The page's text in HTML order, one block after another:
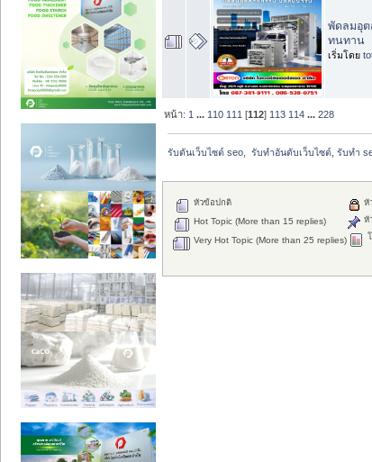
พัดลมอุต
ทนทาน
เริ่มโดย
หน้า: 1 ... 110 111 [112] 113 114 ...228
รับดันเว็บไซต์ seo,  รับทำอันดับเว็บไซต์, รับทำ
หัวข้อปกติ
Hot Topic (More than 15 replies)
Very Hot Topic (More than 25 replies)
หั
หั